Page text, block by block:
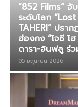
“852 Films” จั
ระดับโลก
TAHERI” ปรา
ฮ่องกง “โจซี โ
ดารา-อินฟลู ร่
05 มิถุนายน 2026